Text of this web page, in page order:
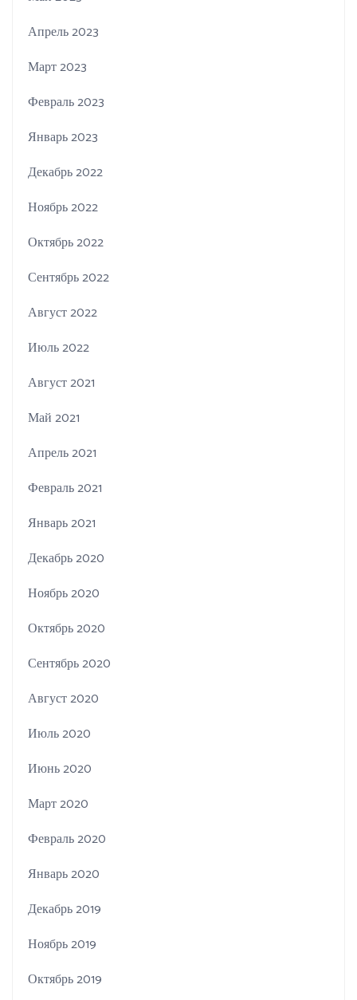
Апрель 2023
Март 2023
Февраль 2023
Январь 2023
Декабрь 2022
Ноябрь 2022
Октябрь 2022
Сентябрь 2022
Август 2022
Июль 2022
Август 2021
Май 2021
Апрель 2021
Февраль 2021
Январь 2021
Декабрь 2020
Ноябрь 2020
Октябрь 2020
Сентябрь 2020
Август 2020
Июль 2020
Июнь 2020
Март 2020
Февраль 2020
Январь 2020
Декабрь 2019
Ноябрь 2019
Октябрь 2019